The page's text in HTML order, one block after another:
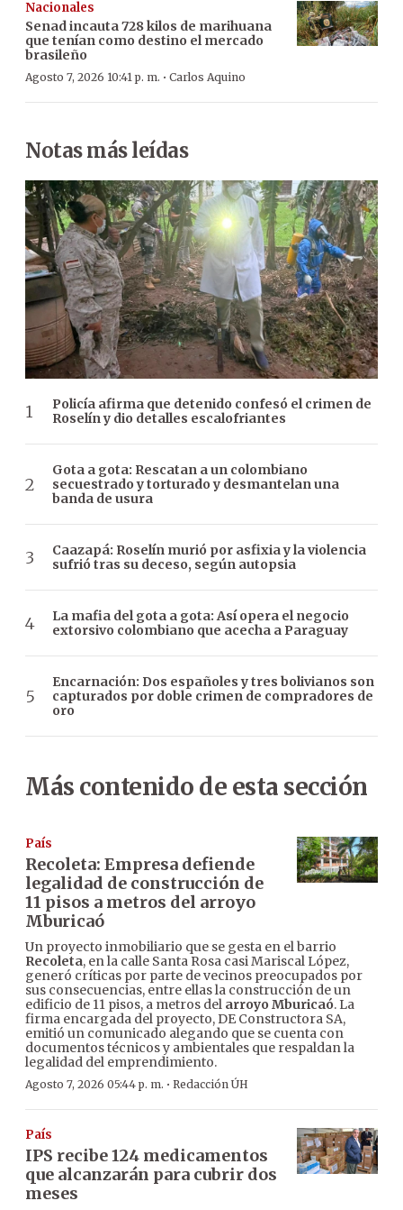
Nacionales
Senad incauta 728 kilos de marihuana
que tenían como destino el mercado
brasileño
Agosto 7, 2026 10:41 p. m. · Carlos Aquino
Notas más leídas
Policía afirma que detenido confesó el crimen de
Roselín y dio detalles escalofriantes
Gota a gota: Rescatan a un colombiano
secuestrado y torturado y desmantelan una
banda de usura
Caazapá: Roselín murió por asfixia y la violencia
sufrió tras su deceso, según autopsia
La mafia del gota a gota: Así opera el negocio
extorsivo colombiano que acecha a Paraguay
Encarnación: Dos españoles y tres bolivianos son
capturados por doble crimen de compradores de
oro
Más contenido de esta sección
País
Recoleta: Empresa defiende
legalidad de construcción de
11 pisos a metros del arroyo
Mburicaó
Un proyecto inmobiliario que se gesta en el barrio
Recoleta, en la calle Santa Rosa casi Mariscal López,
generó críticas por parte de vecinos preocupados por
sus consecuencias, entre ellas la construcción de un
edificio de 11 pisos, a metros del arroyo Mburicaó. La
firma encargada del proyecto, DE Constructora SA,
emitió un comunicado alegando que se cuenta con
documentos técnicos y ambientales que respaldan la
legalidad del emprendimiento.
Agosto 7, 2026 05:44 p. m. · Redacción ÚH
País
IPS recibe 124 medicamentos
que alcanzarán para cubrir dos
meses